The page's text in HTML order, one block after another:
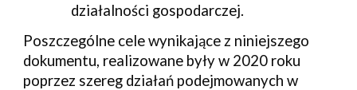
działalności gospodarczej.
Poszczególne cele wynikające z niniejszego
dokumentu, realizowane były w 2020 roku
poprzez szereg działań podejmowanych w